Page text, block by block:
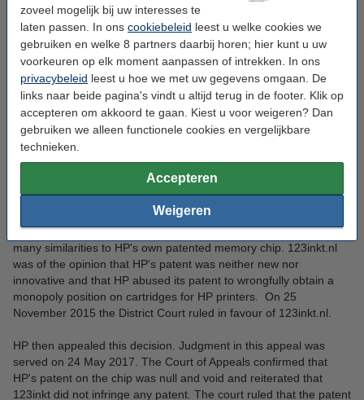
zoveel mogelijk bij uw interesses te
laten passen. In ons cookiebeleid leest u welke cookies we
gebruiken en welke 8 partners daarbij horen; hier kunt u uw
voorkeuren op elk moment aanpassen of intrekken. In ons
privacybeleid leest u hoe we met uw gegevens omgaan. De
links naar beide pagina's vindt u altijd terug in de footer. Klik op
accepteren om akkoord te gaan. Kiest u voor weigeren? Dan
gebruiken we alleen functionele cookies en vergelijkbare
technieken.
Accepteren
Weigeren
Nederhorst den Berg, 23-04-2019 - HP loses its appeal to the
Dutch Supreme Court in a case against Dutch webshop
123inkt.nl. The American technology company claimed that
the memory chip on 123inkt's private-label cartridges
infringed a HP patent. Following previous victories by
123inkt.nl at the District Court of The Hague and the Court
of Appeals of The Hague, the Dutch Supreme Court has now
also ruled in favour of 123inkt.nl. This judgement finally
resolves a patent dispute case that has dragged on for
several years.
On 2 December 2014, 123inkt.nl was sued by HP. During the
proceedings, HP claimed that the chips on 123inkt's private-label
cartridges infringed a HP patent. Allegedly, these chips had too
many similarities to HP's own patented memory chip. 123inkt.nl
was of the opinion that HP's patent was neither new nor
innovative and that HP abused its patent to wrongfully obtain a
monopoly position on cartridges for HP printers. On 25
November 2015 the District Court ruled in favour of 123inkt.nl.
HP then appealed this decision. Judgment in this appeal was
served on 24 May 2017. The Court of Appeals confirmed that
HP's patent on the chip was null and void and reiterated that
123inkt did not infringe any patent. The court ruled that the patent